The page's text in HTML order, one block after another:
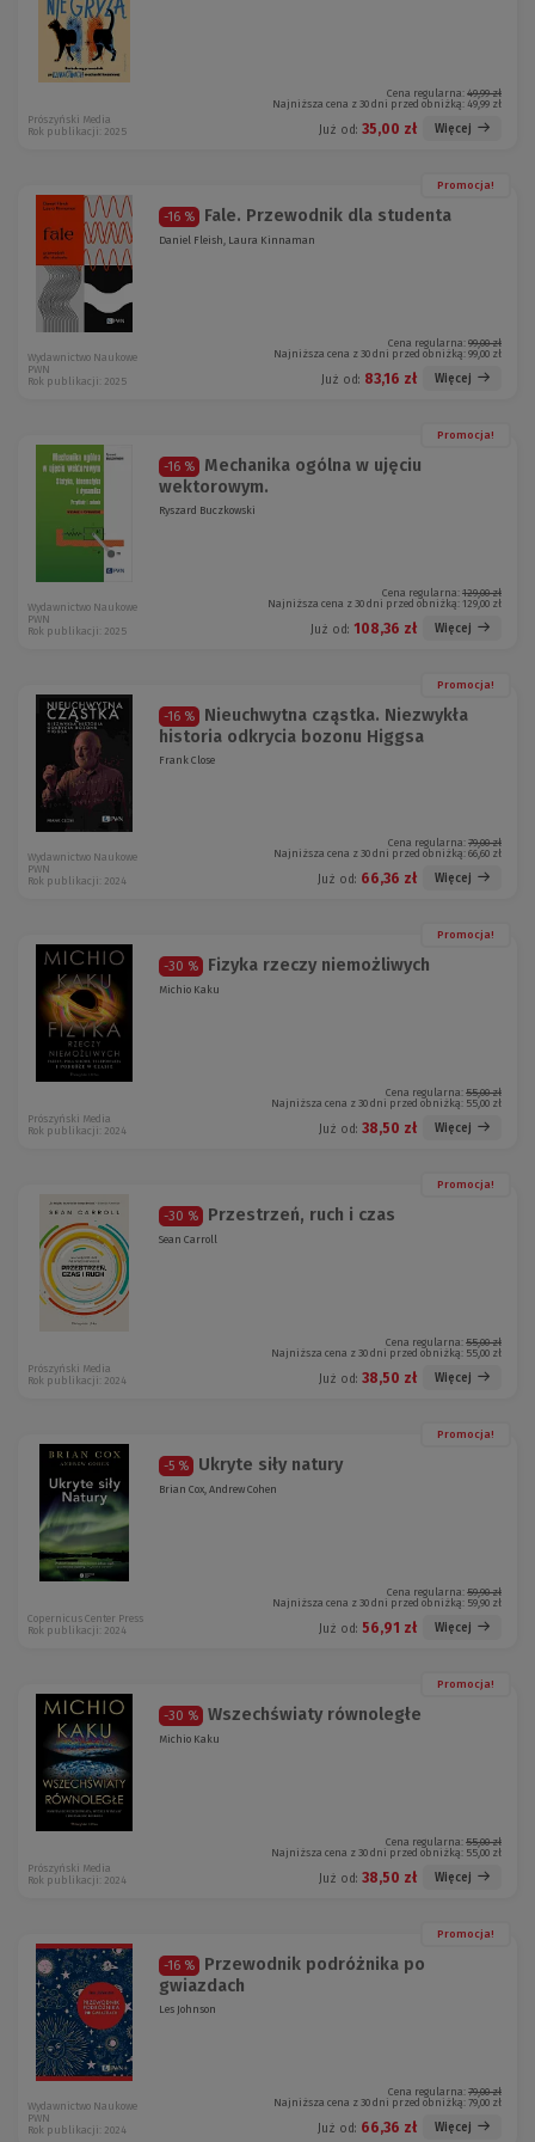
Cena regularna: 49,99 zł
Najniższa cena z 30 dni przed obniżką: 49,99 zł
Już od: 35,00 zł Więcej
Prószyński Media
Rok publikacji: 2025
Promocja!
-16 % Fale. Przewodnik dla studenta
Daniel Fleish, Laura Kinnaman
Cena regularna: 99,00 zł
Najniższa cena z 30 dni przed obniżką: 99,00 zł
Już od: 83,16 zł Więcej
Wydawnictwo Naukowe
PWN
Rok publikacji: 2025
Promocja!
-16 %
Mechanika ogólna w ujęciu
wektorowym.
Ryszard Buczkowski
Cena regularna: 129,00 zł
Najniższa cena z 30 dni przed obniżką: 129,00 zł
Już od: 108,36 zł Więcej
Wydawnictwo Naukowe
PWN
Rok publikacji: 2025
Promocja!
-16 %
Nieuchwytna cząstka. Niezwykła
historia odkrycia bozonu Higgsa
Frank Close
Cena regularna: 79,00 zł
Najniższa cena z 30 dni przed obniżką: 66,60 zł
Już od: 66,36 zł Więcej
Wydawnictwo Naukowe
PWN
Rok publikacji: 2024
Promocja!
-30 % Fizyka rzeczy niemożliwych
Michio Kaku
Cena regularna: 55,00 zł
Najniższa cena z 30 dni przed obniżką: 55,00 zł
Już od: 38,50 zł Więcej
Prószyński Media
Rok publikacji: 2024
Promocja!
-30 % Przestrzeń, ruch i czas
Sean Carroll
Cena regularna: 55,00 zł
Najniższa cena z 30 dni przed obniżką: 55,00 zł
Już od: 38,50 zł Więcej
Prószyński Media
Rok publikacji: 2024
Promocja!
-5 % Ukryte siły natury
Brian Cox, Andrew Cohen
Cena regularna: 59,90 zł
Najniższa cena z 30 dni przed obniżką: 59,90 zł
Już od: 56,91 zł Więcej
Copernicus Center Press
Rok publikacji: 2024
Promocja!
-30 % Wszechświaty równoległe
Michio Kaku
Cena regularna: 55,00 zł
Najniższa cena z 30 dni przed obniżką: 55,00 zł
Już od: 38,50 zł Więcej
Prószyński Media
Rok publikacji: 2024
Promocja!
-16 %
Przewodnik podróżnika po
gwiazdach
Les Johnson
Cena regularna: 79,00 zł
Najniższa cena z 30 dni przed obniżką: 79,00 zł
Już od: 66,36 zł Więcej
Wydawnictwo Naukowe
PWN
Rok publikacji: 2024